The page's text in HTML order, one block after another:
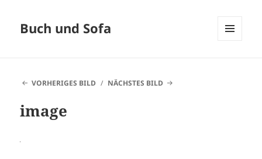
Buch und Sofa
VORHERIGES BILD
NÄCHSTES BILD
image